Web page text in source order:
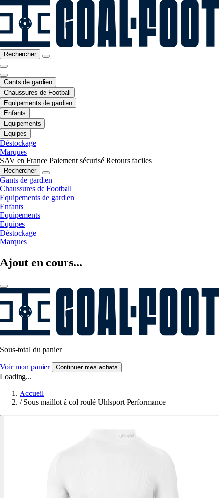
Rechercher
Gants de gardien
Chaussures de Football
Equipements de gardien
Enfants
Equipements
Equipes
Déstockage
Marques
SAV en France Paiement sécurisé Retours faciles
Rechercher
Gants de gardien
Chaussures de Football
Equipements de gardien
Enfants
Equipements
Equipes
Déstockage
Marques
Ajout en cours...
Sous-total du panier
Voir mon panier Continuer mes achats
Loading...
Accueil
/ Sous maillot à col roulé Uhlsport Performance